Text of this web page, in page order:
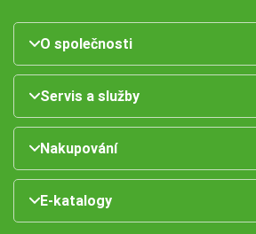
O společnosti
Servis a služby
Nakupování
E-katalogy